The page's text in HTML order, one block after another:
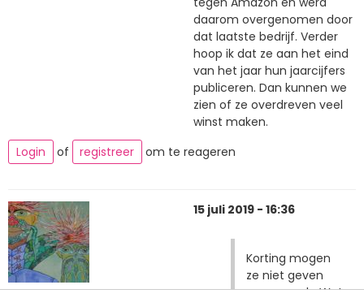
daarom overgenomen door
dat laatste bedrijf. Verder
hoop ik dat ze aan het eind
van het jaar hun jaarcijfers
publiceren. Dan kunnen we
zien of ze overdreven veel
winst maken.
Login
of registreer om te reageren
15 juli 2019 - 16:36
Korting mogen
ze niet geven
vanwege de Wet